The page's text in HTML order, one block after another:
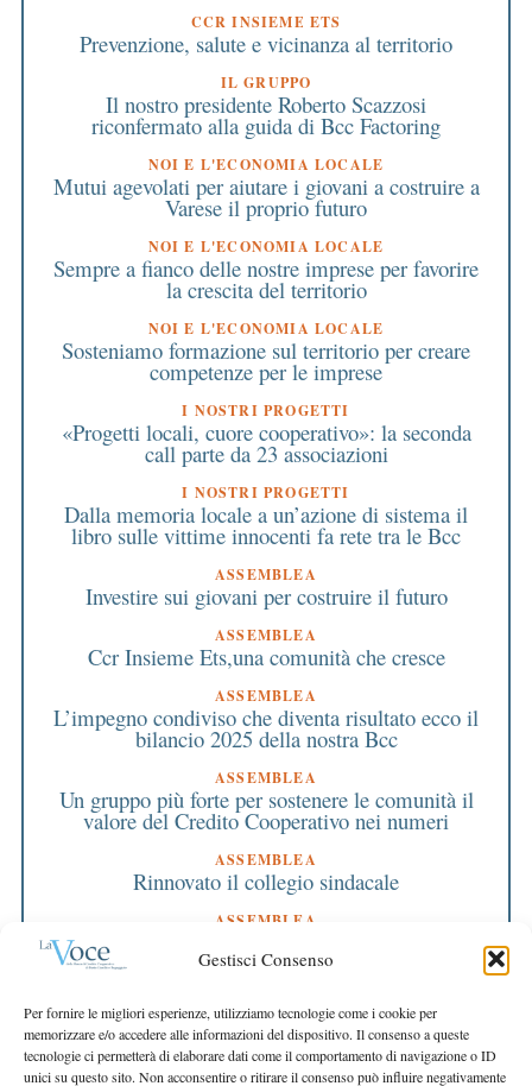
Gestisci Consenso
Per fornire le migliori esperienze, utilizziamo tecnologie come i cookie per
memorizzare e/o accedere alle informazioni del dispositivo. Il consenso a queste
tecnologie ci permetterà di elaborare dati come il comportamento di navigazione o ID
unici su questo sito. Non acconsentire o ritirare il consenso può influire negativamente
CCR INSIEME ETS
Prevenzione, salute e vicinanza al territorio
IL GRUPPO
Il nostro presidente Roberto Scazzosi
riconfermato alla guida di Bcc Factoring
NOI E L'ECONOMIA LOCALE
Mutui agevolati per aiutare i giovani a costruire a
Varese il proprio futuro
NOI E L'ECONOMIA LOCALE
Sempre a fianco delle nostre imprese per favorire
la crescita del territorio
NOI E L'ECONOMIA LOCALE
Sosteniamo formazione sul territorio per creare
competenze per le imprese
I NOSTRI PROGETTI
«Progetti locali, cuore cooperativo»: la seconda
call parte da 23 associazioni
I NOSTRI PROGETTI
Dalla memoria locale a un’azione di sistema il
libro sulle vittime innocenti fa rete tra le Bcc
ASSEMBLEA
Investire sui giovani per costruire il futuro
ASSEMBLEA
Ccr Insieme Ets,una comunità che cresce
ASSEMBLEA
L’impegno condiviso che diventa risultato ecco il
bilancio 2025 della nostra Bcc
ASSEMBLEA
Un gruppo più forte per sostenere le comunità il
valore del Credito Cooperativo nei numeri
ASSEMBLEA
Rinnovato il collegio sindacale
ASSEMBLEA
Bilancio approvato all’unanimità e 2 milioni
destinati al territorio
EDITORIALE DIRETTORE
Crescere restando riconoscibili
EDITORIALE PRESIDENTE